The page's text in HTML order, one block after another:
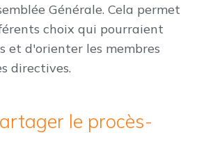
Générale. Cela permet
choix qui pourraient
et d'orienter les membres
directives.
le procès-